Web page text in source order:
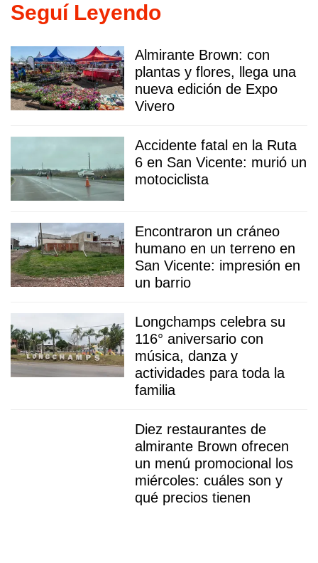
Seguí Leyendo
Almirante Brown: con
plantas y flores, llega una
nueva edición de Expo
Vivero
Accidente fatal en la Ruta
6 en San Vicente: murió un
motociclista
Encontraron un cráneo
humano en un terreno en
San Vicente: impresión en
un barrio
Longchamps celebra su
116° aniversario con
música, danza y
actividades para toda la
familia
Diez restaurantes de
almirante Brown ofrecen
un menú promocional los
miércoles: cuáles son y
qué precios tienen